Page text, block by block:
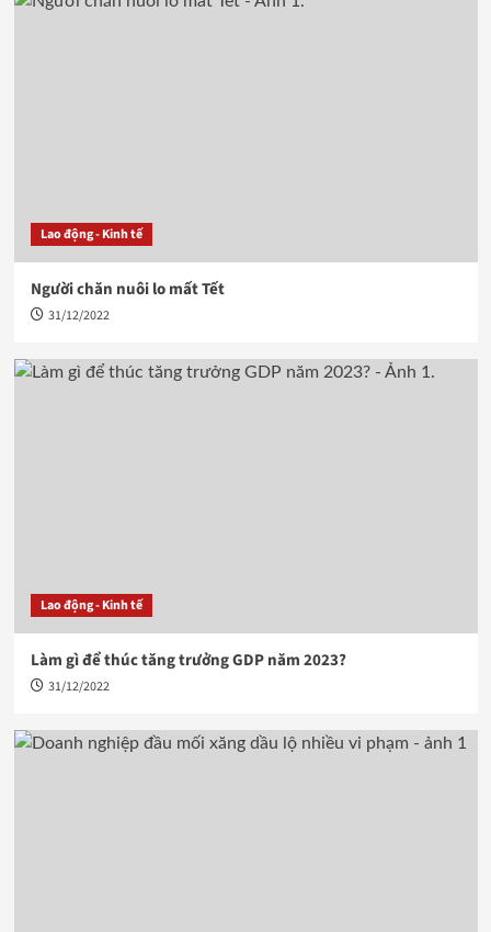
Lao động - Kinh tế
Người chăn nuôi lo mất Tết
31/12/2022
Lao động - Kinh tế
Làm gì để thúc tăng trưởng GDP năm 2023?
31/12/2022